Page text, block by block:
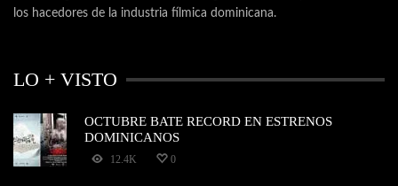
los hacedores de la industria fílmica dominicana.
LO + VISTO
OCTUBRE BATE RECORD EN ESTRENOS
DOMINICANOS
12.4K 0